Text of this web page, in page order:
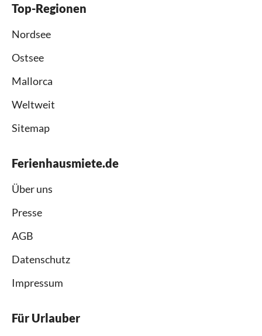
Top-Regionen
Nordsee
Ostsee
Mallorca
Weltweit
Sitemap
Ferienhausmiete.de
Über uns
Presse
AGB
Datenschutz
Impressum
Für Urlauber